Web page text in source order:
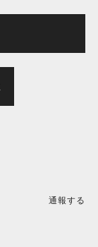
通報する